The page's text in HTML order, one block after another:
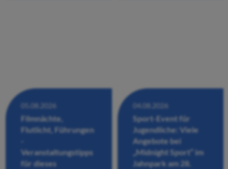
05.08.2026
Filmnächte,
Flutlicht, Führungen
Veranstaltungstipps
für dieses
04.08.2026
Sport-Event für
Jugendliche: Viele
Angebote bei
„Midnight Sport“ im
Jahnpark am 28.